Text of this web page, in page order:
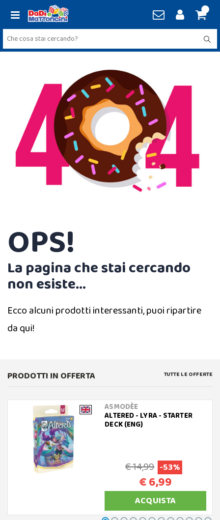
OPS!
La pagina che stai cercando
non esiste...
Ecco alcuni prodotti interessanti, puoi ripartire
da qui!
PRODOTTI IN OFFERTA TUTTE LE OFFERTE
ASMODÈE
ALTERED - LYRA - STARTER
DECK (ENG)
€ 14,99 -53%
€ 6,99
ACQUISTA